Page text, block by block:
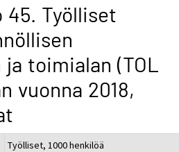
Työlliset
toimialan (TOL
vuonna 2018,
Työlliset, 1000 henkilöä